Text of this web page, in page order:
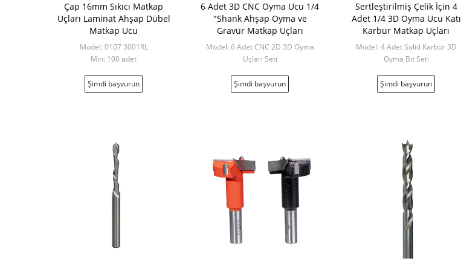
Çap 16mm Sıkıcı Matkap
Uçları Laminat Ahşap Dübel
Matkap Ucu
Model: 0107 3001RL
Min: 100 adet
Şimdi başvurun
6 Adet 3D CNC Oyma Ucu 1/4
"Shank Ahşap Oyma ve
Gravür Matkap Uçları
Model: 6 Adet CNC 2D 3D Oyma
Uçları Seti
Şimdi başvurun
Sertleştirilmiş Çelik İçin 4
Adet 1/4 3D Oyma Ucu Katı
Karbür Matkap Uçları
Model: 4 Adet Solid Karbür 3D
Oyma Bit Seti
Şimdi başvurun